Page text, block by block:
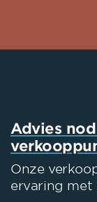
Advies
Onze
ervaring met